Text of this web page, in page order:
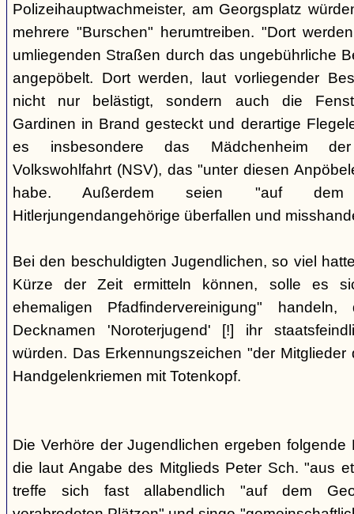
Polizeihauptwachmeister, am Georgsplatz
mehrere "Burschen" herumtreiben. "Dort
umliegenden Straßen durch das ungebührliche
angepöbelt. Dort werden, laut vorliegender
nicht nur belästigt, sondern auch die
Gardinen in Brand gesteckt und derartige
es insbesondere das Mädchenheim der
Volkswohlfahrt (NSV), das "unter diesen
habe. Außerdem seien "auf dem
Hitlerjungendangehörige überfallen und
Bei den beschuldigten Jugendlichen, so viel
Kürze der Zeit ermitteln können, solle es
ehemaligen Pfadfindervereinigung"
Decknamen 'Noroterjugend' [!] ihr
würden. Das Erkennungszeichen "der Mitglieder
Handgelenkriemen mit Totenkopf.
Die Verhöre der Jugendlichen ergeben folgende
die laut Angabe des Mitglieds Peter Sch. "aus
treffe sich fast allabendlich "auf dem